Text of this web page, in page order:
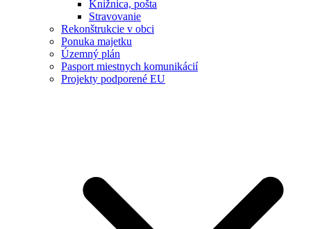
Knižnica, pošta
Stravovanie
Rekonštrukcie v obci
Ponuka majetku
Územný plán
Pasport miestnych komunikácií
Projekty podporené EU